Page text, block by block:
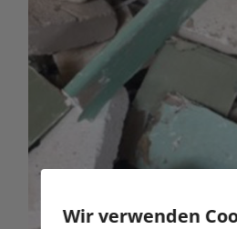
der
Produktseite
Wir verwenden